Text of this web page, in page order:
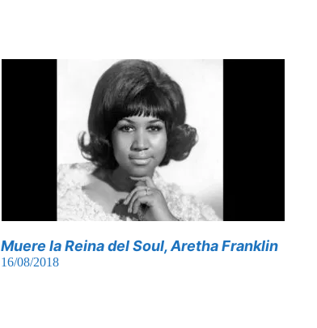
Muere la Reina del Soul, Aretha Franklin
16/08/2018